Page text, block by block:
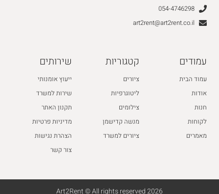
054-4746298
art2rent@art2rent.co.il
עמודים
עמוד הבית
אודות
חנות
לקוחות
מאמרים
קטגוריות
ציורים
ליטוגרפיות
צילומים
מנשה קדישמן
ציורים למשרד
שירותים
ייעוץ אומנותי
שירות למשרד
תקנון האתר
מדיניות פרטיות
הצהרת נגישות
צור קשר
2026 Art2Rent © All rights reserved